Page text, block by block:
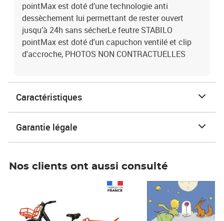
pointMax est doté d’une technologie anti
dessèchement lui permettant de rester ouvert
jusqu’à 24h sans sécherLe feutre STABILO
pointMax est doté d'un capuchon ventilé et clip
d'accroche, PHOTOS NON CONTRACTUELLES
Caractéristiques
Garantie légale
Nos clients ont aussi consulté
Prix 7,50€